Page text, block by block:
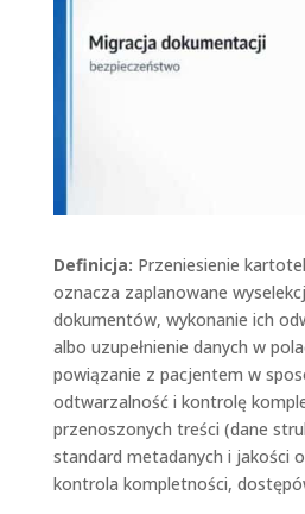
Definicja: Przeniesienie
oznacza zaplanowane
dokumentów, wykonanie ich
albo uzupełnienie danych w
powiązanie z pacjentem w
odtwarzalność i kontrolę
przenoszonych treści (dane
standard metadanych i jakości
kontrola kompletności,